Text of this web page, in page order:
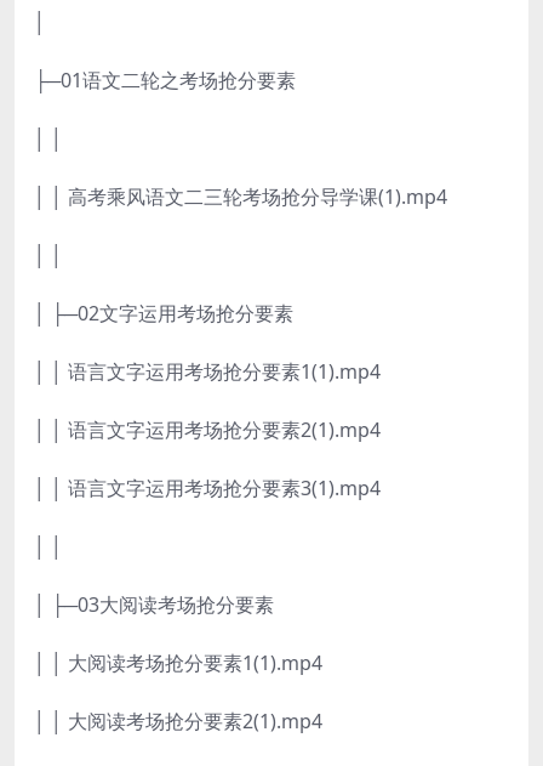
├─01语文二轮之考场抢分要素
│ │ 高考乘风语文二三轮考场抢分导学课(1).mp4
│ ├─02文字运用考场抢分要素
│ │ 语言文字运用考场抢分要素1(1).mp4
│ │ 语言文字运用考场抢分要素2(1).mp4
│ │ 语言文字运用考场抢分要素3(1).mp4
│ ├─03大阅读考场抢分要素
│ │ 大阅读考场抢分要素1(1).mp4
│ │ 大阅读考场抢分要素2(1).mp4